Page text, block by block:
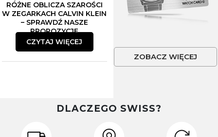
RÓŻNE OBLICZA SZAROŚCI
W ZEGARKACH CALVIN KLEIN
– SPRAWDŹ NASZE
PROPOZYCJE
CZYTAJ WIĘCEJ
ZOBACZ WIĘCEJ
DLACZEGO SWISS?